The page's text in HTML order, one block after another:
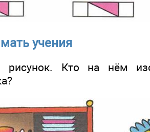
учения
Кто на нём